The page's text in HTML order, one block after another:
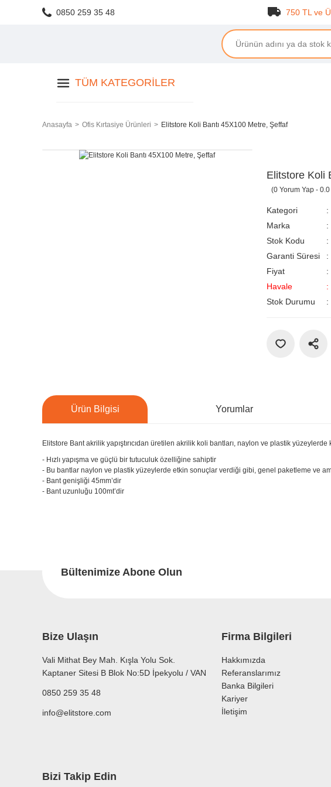
0850 259 35 48 750 TL ve
TÜM KATEGORILER
Anasayfa Ofis Kırtasiye Ürünleri Elitstore Koli Bantı 45X100 Metre, Şeffaf
Elitstore Koli
(0 Yorum Yap -
Kategori
Marka
Stok Kodu
Garanti Süresi
Fiyat
Havale
Stok Durumu
Ürün Bilgisi Yorumlar
Elitstore Bant akrilik yapıştırıcıdan üretilen akrilik koli bantları, naylon ve plastik
- Hızlı yapışma ve güçlü bir tutuculuk özelliğine sahiptir
- Bu bantlar naylon ve plastik yüzeylerde etkin sonuçlar verdiği gibi, genel paketleme ve
- Bant genişliği 45mm’dir
- Bant uzunluğu 100mt’dir
Bültenimize Abone Olun
Bize Ulaşın
Vali Mithat Bey Mah. Kışla Yolu Sok.
Kaptaner Sitesi B Blok No:5D İpekyolu / VAN
0850 259 35 48
info@elitstore.com
Firma Bilgileri
Hakkımızda
Referanslarımız
Banka Bilgileri
Kariyer
İletişim
Bizi Takip Edin